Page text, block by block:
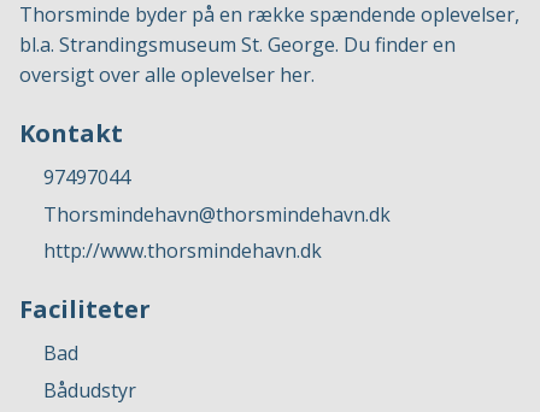
Thorsminde byder på en række spændende oplevelser,
bl.a. Strandingsmuseum St. George. Du finder en
oversigt over alle oplevelser her.
Kontakt
97497044
Thorsmindehavn@thorsmindehavn.dk
http://www.thorsmindehavn.dk
Faciliteter
Bad
Bådudstyr